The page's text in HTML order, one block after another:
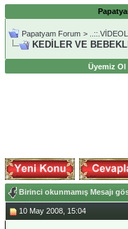
Papatyam Forum >
KEDİLER VE
Üyemiz Ol
Birinci okunmamış Mesajı
10 May 2008, 15:04